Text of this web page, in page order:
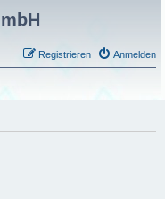
Anmelden
Registrieren